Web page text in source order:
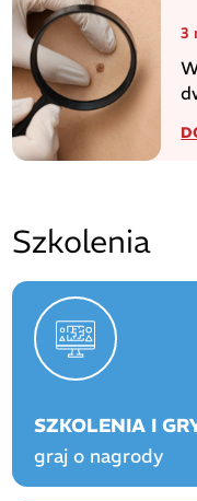
3
Szkolenia
SZKOLENIA I
graj o nagrody